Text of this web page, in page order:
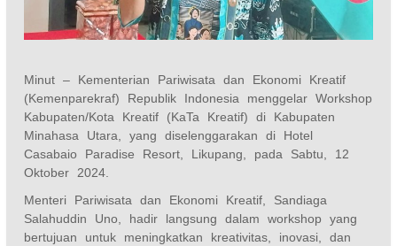
Minut – Kementerian Pariwisata dan Ekonomi Kreatif
(Kemenparekraf) Republik Indonesia menggelar Workshop
Kabupaten/Kota Kreatif (KaTa Kreatif) di Kabupaten
Minahasa Utara, yang diselenggarakan di Hotel
Casabaio Paradise Resort, Likupang, pada Sabtu, 12
Oktober 2024.
Menteri Pariwisata dan Ekonomi Kreatif, Sandiaga
Salahuddin Uno, hadir langsung dalam workshop yang
bertujuan untuk meningkatkan kreativitas, inovasi, dan